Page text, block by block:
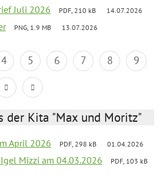
Juli 2026 PDF, 210 kB 14.07.2026
PNG, 1.9 MB 13.07.2026
4 5 6 7 8
9
der Kita "Max und Moritz"
April 2026 PDF, 298 kB 01.04.2026
Mizzi am 04.03.2026
PDF, 103 kB